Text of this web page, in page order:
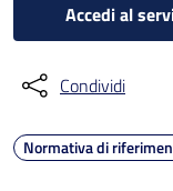
Accedi al
Condividi
Normativa di